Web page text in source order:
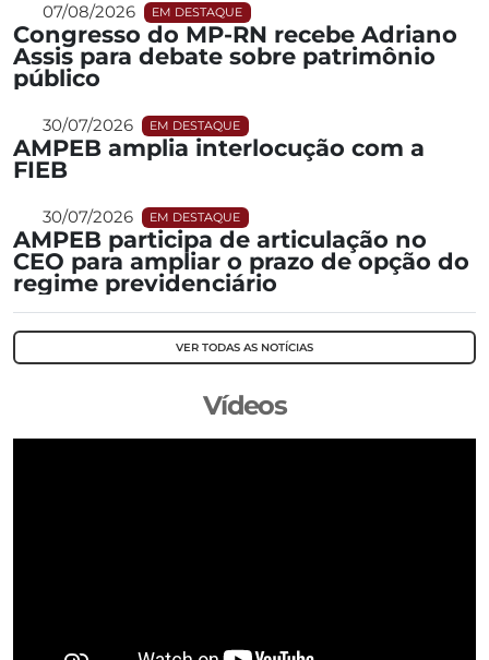
07/08/2026 EM DESTAQUE
Congresso do MP-RN recebe Adriano
Assis para debate sobre patrimônio
público
30/07/2026 EM DESTAQUE
AMPEB amplia interlocução com a
FIEB
30/07/2026 EM DESTAQUE
AMPEB participa de articulação no
CEO para ampliar o prazo de opção do
regime previdenciário
VER TODAS AS NOTÍCIAS
Vídeos